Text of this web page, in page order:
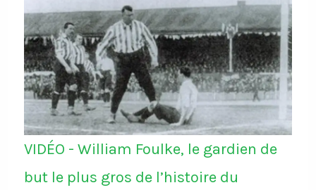
VIDÉO - William Foulke, le gardien de
but le plus gros de l’histoire du